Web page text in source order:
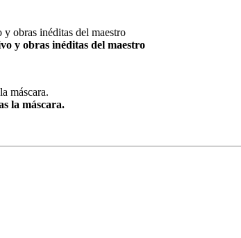
y obras inéditas del maestro
la máscara.